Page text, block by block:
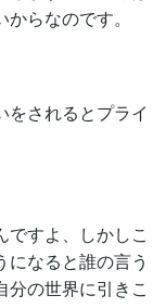
らなのです。
をされるとプライ
ですよ、しかしこ
なると誰の言う
分の世界に引きこ